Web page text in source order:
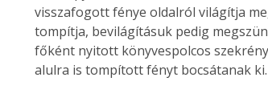
vagy táblagépen. Kényelmesen
az otthonában, útközben vagy
nyaralás, pihenés alatt is
elérhetők lapszámaink. Bárhol,
visszafogott fénye oldalról világítja
tompítja, bevilágításuk pedig
főként nyitott könyvespolcos
alulra is tompított fényt bocsátanak ki.